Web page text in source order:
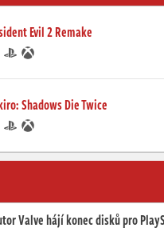
Evil 2 Remake
Shadows Die Twice
Valve hájí konec disků pro